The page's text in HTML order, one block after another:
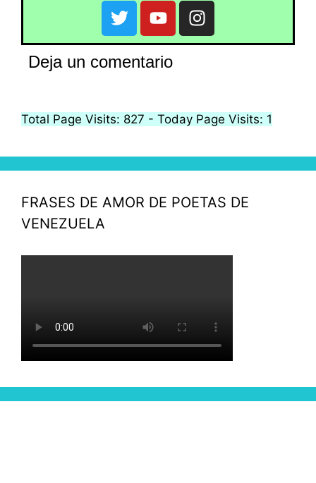
Deja un comentario
Total Page Visits: 827 - Today Page Visits: 1
FRASES DE AMOR DE POETAS DE
VENEZUELA